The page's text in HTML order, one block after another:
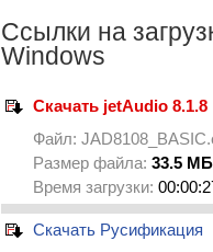
Ссылки на
Windows
Скачать jetAudio
Файл:
Размер файла: 33.5 МБ
Время загрузки:
Скачать Русификация